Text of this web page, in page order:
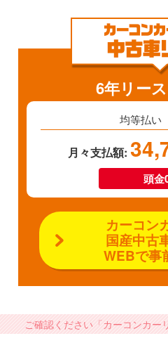
6年リース
均等払い
月々支払額:
頭金
カーコン
国産中古
WEBで事
ご確認ください「カーコンカー